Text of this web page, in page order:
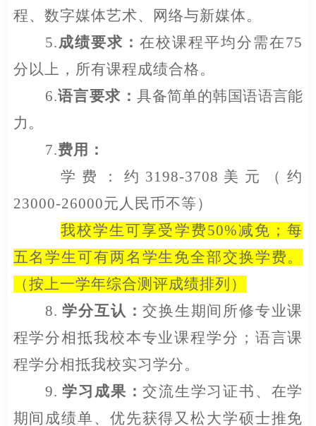
程、数字媒体艺术、网络与新媒体。
5.成绩要求： 在校课程平均分需在75
分以上，所有课程成绩合格。
6.语言要求：具备简单的韩国语语言能
力。
7.费用：
学费：约 3198-3708 美元（约
23000-26000元人民币不等）
我校学生可享受学费50%减免；每
五名学生可有两名学生免全部交换学费。
（按上一学年综合测评成绩排列）
8.学分互认：交换生期间所修专业课
程学分相抵我校本专业课程学分；语言课
程学分相抵我校实习学分。
9.学习成果：交流生学习证书、在学
期间成绩单、优先获得又松大学硕士推免